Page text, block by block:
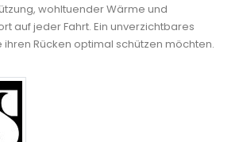
wohltuender Wärme und
auf jeder Fahrt. Ein unverzichtbares
ihren Rücken optimal schützen möchten.